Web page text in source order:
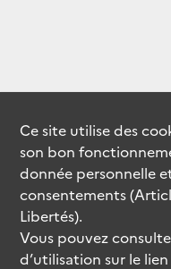
Ce site utilise des
son bon
donnée personnelle
consentements
Libertés).
Vous pouvez
d’utilisation sur le